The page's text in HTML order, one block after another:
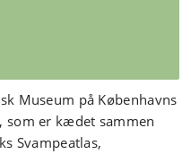
Museum på Københavns
som er kædet sammen
Svampeatlas,